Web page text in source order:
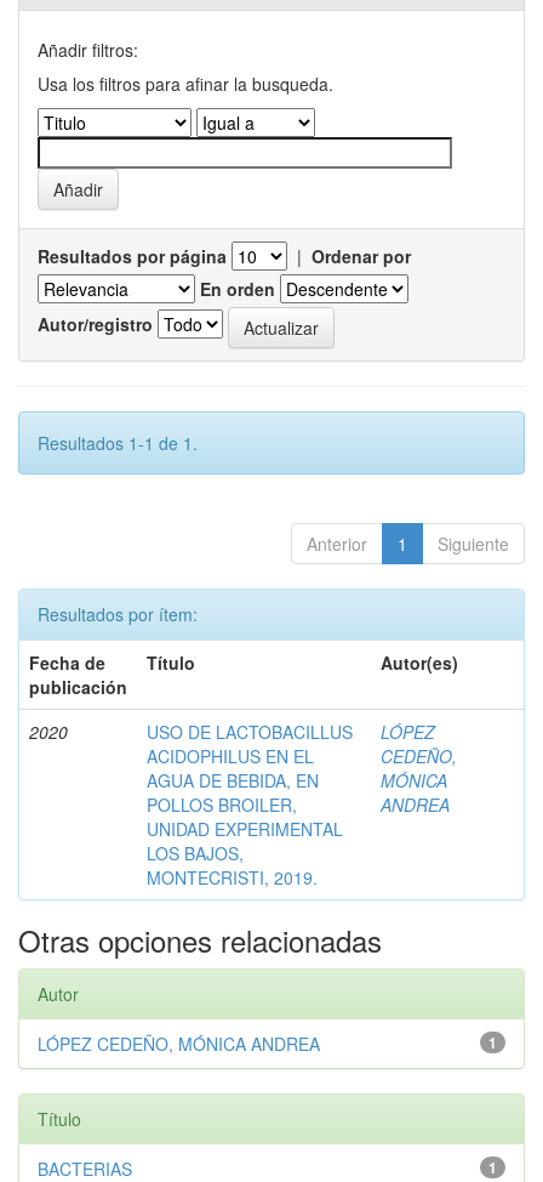
Añadir filtros:
Usa los filtros para afinar la busqueda.
Resultados por página | Ordenar por
En orden
Autor/registro
Resultados 1-1 de 1.
Anterior 1 Siguiente
Resultados por ítem:
Fecha de
publicación
Título Autor(es)
2020
USO DE LACTOBACILLUS
ACIDOPHILUS EN EL
AGUA DE BEBIDA, EN
POLLOS BROILER,
UNIDAD EXPERIMENTAL
LOS BAJOS,
MONTECRISTI, 2019.
LÓPEZ
CEDEÑO,
MÓNICA
ANDREA
Otras opciones relacionadas
Autor
1
LÓPEZ CEDEÑO, MÓNICA ANDREA
Título
1
BACTERIAS